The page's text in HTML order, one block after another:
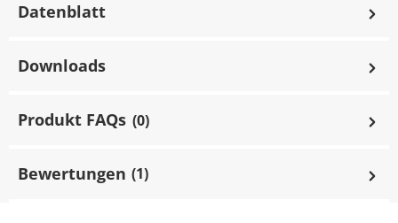
Datenblatt
Downloads
Produkt FAQs (0)
Bewertungen (1)